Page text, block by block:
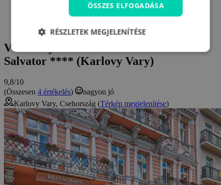
Szállások Karlovy Varyban
Hotel Salvator ****
Vélemények és értékelések: Hotel Salvator ****
Vélemények és értékelések: Hotel
Salvator **** (Karlovy Vary)
9,8/10
(Összesen 4 értékelés)
nagyon jó
Karlovy Vary, Csehország (Térkép megjelenítése)
ÖSSZES ELFOGADÁSA
RÉSZLETEK MEGJELENÍTÉSE